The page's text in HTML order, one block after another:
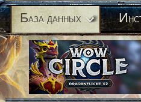
База данных И